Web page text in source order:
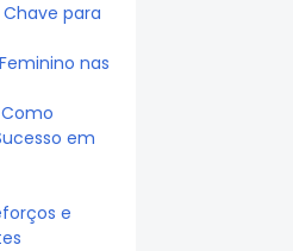
para
nas
em
e